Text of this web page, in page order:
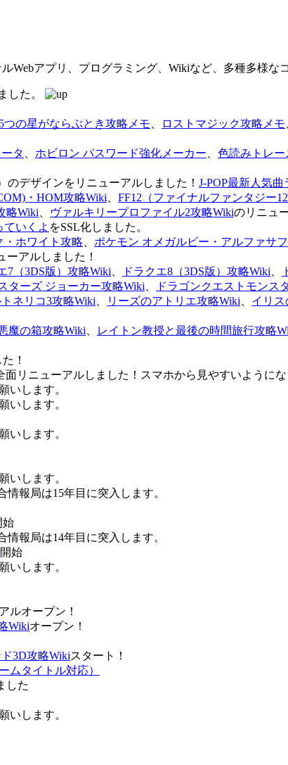
Webアプリ、プログラミング、Wikiなど、多種多様な
した。
の星がならぶとき攻略メモ ロストマジック攻略メモ
タ ホビロン パスワード強化メーカー 色読みトレー
デザインをリニューアルしました！ J-POP最新人気
・HOM攻略Wiki FF12（ファイナルファンタジー
略Wiki ヴァルキリープロファイル2攻略Wikiのリニュ
いくよ をSSL化しました。
・ホワイト攻略 ポケモン オメガルビー・アルファサ
ーアルしました！
7（3DS版）攻略Wiki ドラクエ8（3DS版）攻略Wiki
ターズ ジョーカー攻略Wiki ドラゴンクエストモンス
ネリコ3攻略Wiki リーズのアトリエ攻略Wiki イリ
魔の箱攻略Wiki レイトン教授と最後の時間旅行攻略
！
面リニューアルしました！スマホから見やすいようにな
いします。
いします。
いします。
いします。
報局は15年目に突入します。
始
報局は14年目に突入します。
開始
いします。
ルオープン！
Wikiオープン！
3D攻略Wikiスタート！
ムタイトル対応）
した
いします。